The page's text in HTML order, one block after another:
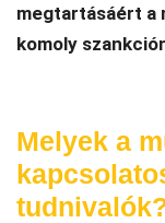
megtartásáért a
komoly
Melyek a